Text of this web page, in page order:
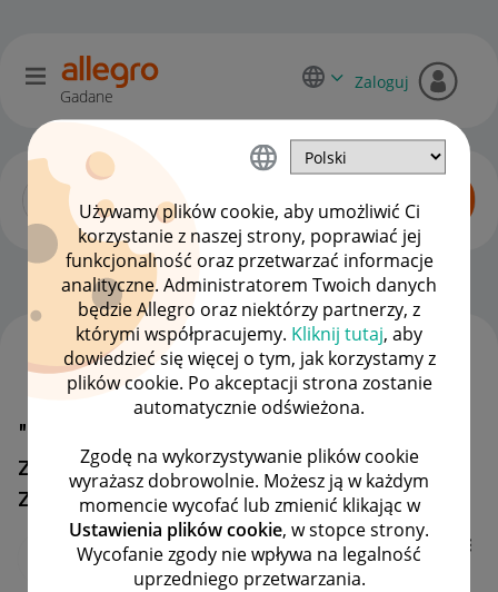
Używamy plików cookie, aby umożliwić Ci
korzystanie z naszej strony, poprawiać jej
funkcjonalność oraz przetwarzać informacje
analityczne. Administratorem Twoich danych
będzie Allegro oraz niektórzy partnerzy, z
którymi współpracujemy. Kliknij tutaj, aby
dowiedzieć się więcej o tym, jak korzystamy z
plików cookie. Po akceptacji strona zostanie
automatycznie odświeżona.
Zgodę na wykorzystywanie plików cookie
wyrażasz dobrowolnie. Możesz ją w każdym
momencie wycofać lub zmienić klikając w
Ustawienia plików cookie, w stopce strony.
Wycofanie zgody nie wpływa na legalność
uprzedniego przetwarzania.
Gadane
Zaloguj
Allegro One dla sprzedawców OPCJE
"Termin doręczenia przesyłki
został ustalony z odbiorcą" - klient
założył dyskusję
nortimj
#12 Orędownik
WSZYSTKIE TEMATY